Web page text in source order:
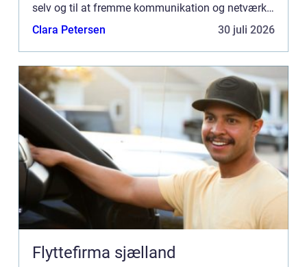
selv og til at fremme kommunikation og netværk.
Et navneskilt kan sige meget mere end bare et
Clara Petersen 30 juli 2026
Flyttefirma sjælland